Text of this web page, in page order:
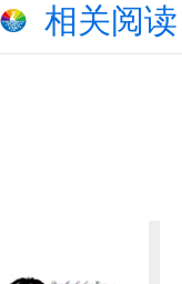
相关阅读